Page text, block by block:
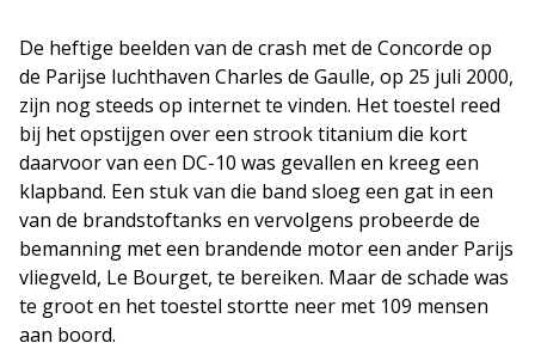
De heftige beelden van de crash met de Concorde op
de Parijse luchthaven Charles de Gaulle, op 25 juli 2000,
zijn nog steeds op internet te vinden. Het toestel reed
bij het opstijgen over een strook titanium die kort
daarvoor van een DC-10 was gevallen en kreeg een
klapband. Een stuk van die band sloeg een gat in een
van de brandstoftanks en vervolgens probeerde de
bemanning met een brandende motor een ander Parijs
vliegveld, Le Bourget, te bereiken. Maar de schade was
te groot en het toestel stortte neer met 109 mensen
aan boord.